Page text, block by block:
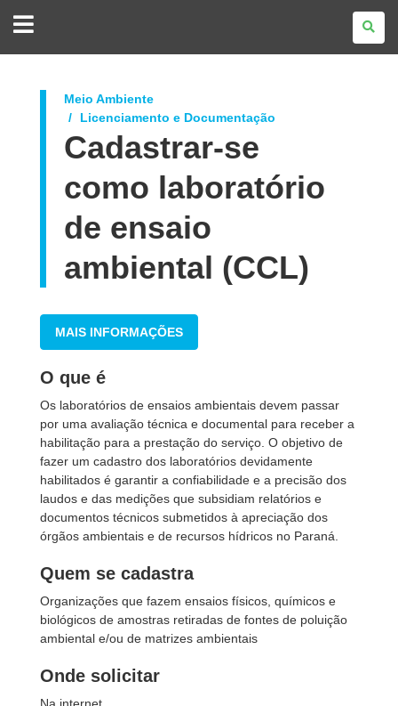
DO
Meio Ambiente
Licenciamento e Documentação
Cadastrar-se
como laboratório
de ensaio
ambiental (CCL)
MAIS INFORMAÇÕES
O que é
Os laboratórios de ensaios ambientais devem passar
por uma avaliação técnica e documental para receber a
habilitação para a prestação do serviço. O objetivo de
fazer um cadastro dos laboratórios devidamente
habilitados é garantir a confiabilidade e a precisão dos
laudos e das medições que subsidiam relatórios e
documentos técnicos submetidos à apreciação dos
órgãos ambientais e de recursos hídricos no Paraná.
Quem se cadastra
Organizações que fazem ensaios físicos, químicos e
biológicos de amostras retiradas de fontes de poluição
ambiental e/ou de matrizes ambientais
Onde solicitar